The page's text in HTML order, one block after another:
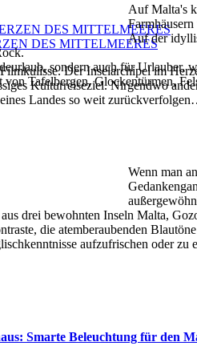
DES MITTELMEERES
Der Inselarchipel im
Kulturreiseziel. Nirgendwo
Landes so weit zurückverfolgen
Auf Malta's
Auf der
sondern auch für Urlauber,
Tafelbergen, Glockentürmen,
Wenn man
drei bewohnten Inseln Malta,
die atemberaubenden
aufzufrischen oder
Smarte Beleuchtung für den